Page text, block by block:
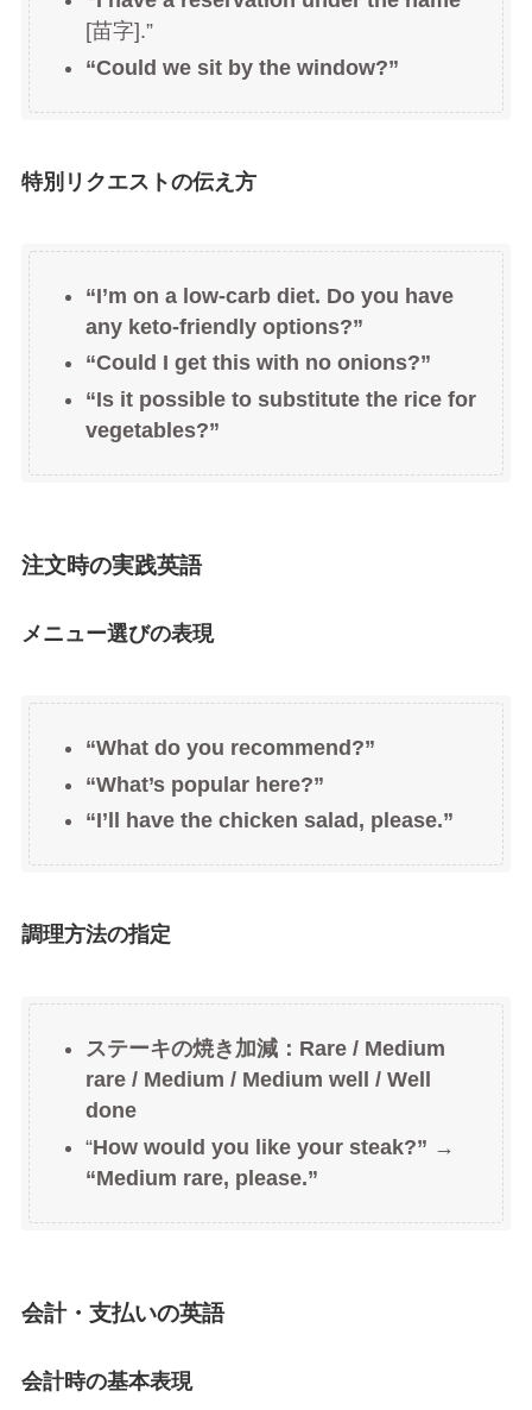
[苗字].”
“Could we sit by the window?”
特別リクエストの伝え方
“I’m on a low-carb diet. Do you have
any keto-friendly options?”
“Could I get this with no onions?”
“Is it possible to substitute the rice for
vegetables?”
注文時の実践英語
メニュー選びの表現
“What do you recommend?”
“What’s popular here?”
“I’ll have the chicken salad, please.”
調理方法の指定
ステーキの焼き加減：Rare / Medium
rare / Medium / Medium well / Well
done
“How would you like your steak?” →
“Medium rare, please.”
会計・支払いの英語
会計時の基本表現